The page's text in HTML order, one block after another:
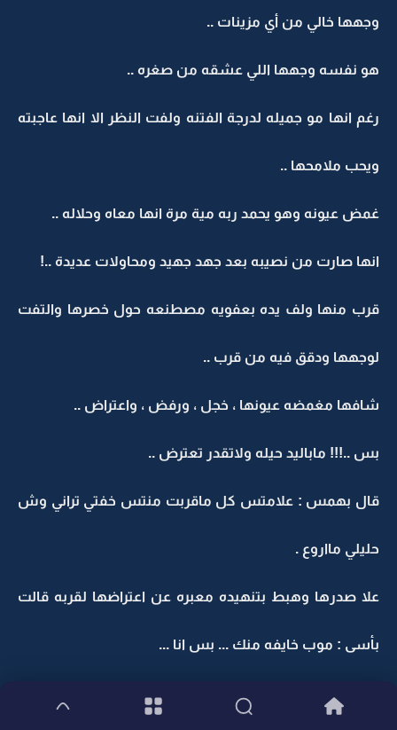
وجهها خالي من أي مزينات ..
هو نفسه وجهها اللي عشقه من صغره ..
رغم انها مو جميله لدرجة الفتنه ولفت النظر الا انها عاجبته
ويحب ملامحها ..
غمض عيونه وهو يحمد ربه مية مرة انها معاه وحلاله ..
انها صارت من نصيبه بعد جهد جهيد ومحاولات عديدة ..!
قرب منها ولف يده بعفويه مصطنعه حول خصرها والتفت
لوجهها ودقق فيه من قرب ..
شافها مغمضه عيونها ، خجل ، ورفض ، واعتراض ..
بس ..!!! ماباليد حيله ولاتقدر تعترض ..
قال بهمس : علامتس كل ماقربت منتس خفتي تراني وش
حليلي مااروع .
علا صدرها وهبط بتنهيده معبره عن اعتراضها لقربه قالت
بأسى : موب خايفه منك ... بس انا ...